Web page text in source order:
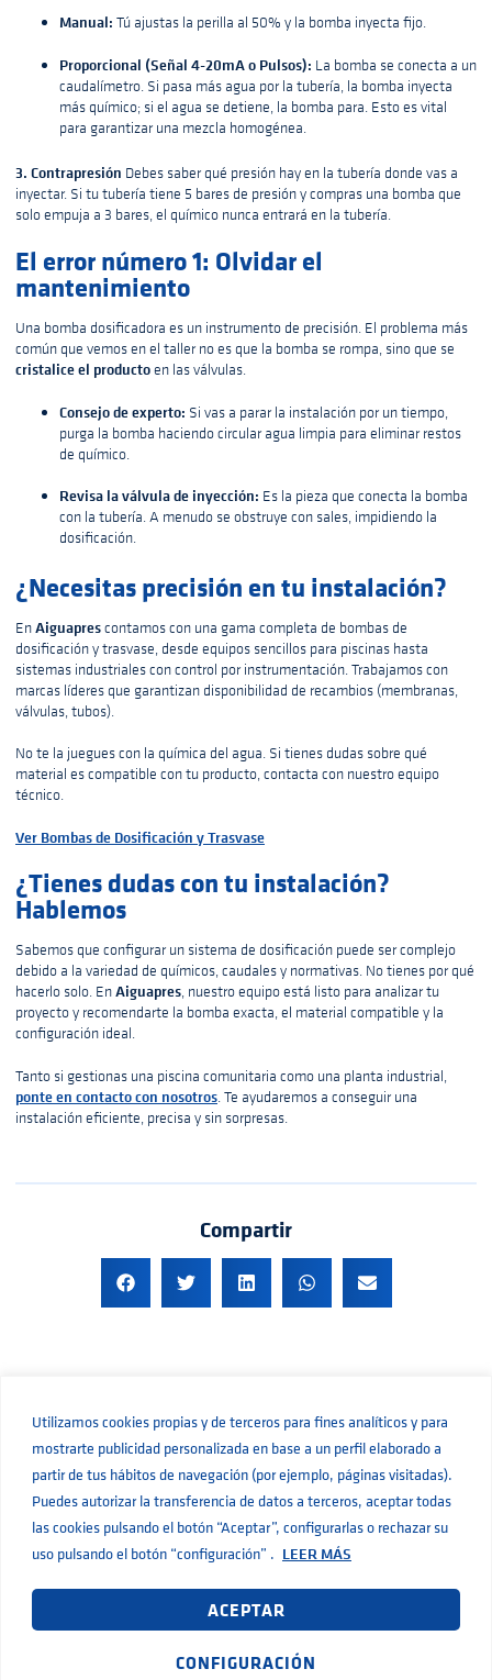
Utilizamos cookies propias y de terceros para fines analíticos y para
mostrarte publicidad personalizada en base a un perfil elaborado a
partir de tus hábitos de navegación (por ejemplo, páginas visitadas).
Puedes autorizar la transferencia de datos a terceros, aceptar todas
las cookies pulsando el botón “Aceptar”, configurarlas o rechazar su
uso pulsando el botón “configuración” . LEER MÁS
CONFIGURACIÓN
ACEPTAR
Manual: Tú ajustas la perilla al 50% y la bomba inyecta fijo.
Proporcional (Señal 4-20mA o Pulsos): La bomba se conecta a un
caudalímetro. Si pasa más agua por la tubería, la bomba inyecta
más químico; si el agua se detiene, la bomba para. Esto es vital
para garantizar una mezcla homogénea.
3. Contrapresión Debes saber qué presión hay en la tubería donde vas a
inyectar. Si tu tubería tiene 5 bares de presión y compras una bomba que
solo empuja a 3 bares, el químico nunca entrará en la tubería.
El error número 1: Olvidar el
mantenimiento
Una bomba dosificadora es un instrumento de precisión. El problema más
común que vemos en el taller no es que la bomba se rompa, sino que se
cristalice el productoen las válvulas.
Consejo de experto: Si vas a parar la instalación por un tiempo,
purga la bomba haciendo circular agua limpia para eliminar restos
de químico.
Revisa la válvula de inyección: Es la pieza que conecta la bomba
con la tubería. A menudo se obstruye con sales, impidiendo la
dosificación.
¿Necesitas precisión en tu instalación?
EnAiguaprescontamos con una gama completa de bombas de
dosificación y trasvase, desde equipos sencillos para piscinas hasta
sistemas industriales con control por instrumentación. Trabajamos con
marcas líderes que garantizan disponibilidad de recambios (membranas,
válvulas, tubos).
No te la juegues con la química del agua. Si tienes dudas sobre qué
material es compatible con tu producto, contacta con nuestro equipo
técnico.
Ver Bombas de Dosificación y Trasvase
¿Tienes dudas con tu instalación?
Hablemos
Sabemos que configurar un sistema de dosificación puede ser complejo
debido a la variedad de químicos, caudales y normativas. No tienes por qué
hacerlo solo. EnAiguapres, nuestro equipo está listo para analizar tu
proyecto y recomendarte la bomba exacta, el material compatible y la
configuración ideal.
Tanto si gestionas una piscina comunitaria como una planta industrial,
ponte en contacto con nosotros. Te ayudaremos a conseguir una
instalación eficiente, precisa y sin sorpresas.
Compartir
C/ Pujadeta del sord 11
46960 Aldaia · Valencia